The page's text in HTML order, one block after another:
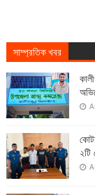
সাম্প্রতিক খবর
২টি